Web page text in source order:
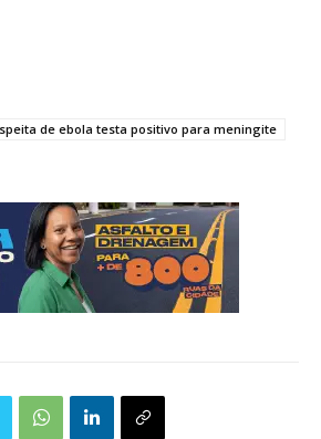
de ebola testa positivo para meningite